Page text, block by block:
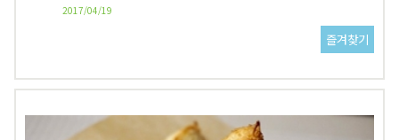
2017/04/19